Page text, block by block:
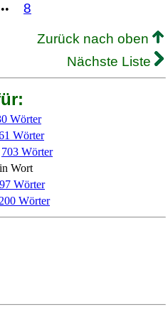
8
Zurück nach oben
Nächste Liste
Wörter
Wörter
703 Wörter
Wort
Wörter
200 Wörter